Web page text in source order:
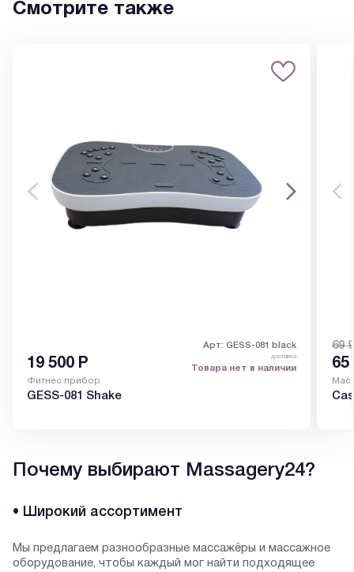
Смотрите также
Арт: GESS-081 black
19 500 Р доставка
Товара нет в наличии
Фитнес прибор
GESS-081 Shake
69
65
Почему выбирают Massagery24?
• Широкий ассортимент
Мы предлагаем разнообразные массажёры и массажное
оборудование, чтобы каждый мог найти подходящее